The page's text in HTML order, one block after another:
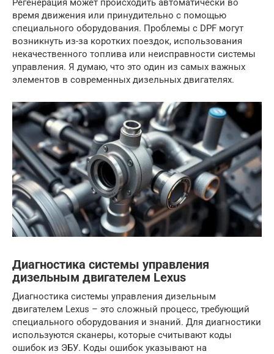
Регенерация может происходить автоматически во
время движения или принудительно с помощью
специального оборудования. Проблемы с DPF могут
возникнуть из-за коротких поездок, использования
некачественного топлива или неисправности системы
управления. Я думаю, что это один из самых важных
элементов в современных дизельных двигателях.
Диагностика системы управления
дизельным двигателем Lexus
Диагностика системы управления дизельным
двигателем Lexus – это сложный процесс, требующий
специального оборудования и знаний. Для диагностики
используются сканеры, которые считывают коды
ошибок из ЭБУ. Коды ошибок указывают на